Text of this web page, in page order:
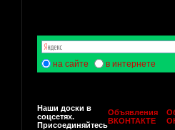
на сайте в интернете
Наши доски в
соцсетях.
Присоединяйтесь
Объявления
ВКОНТАКТЕ